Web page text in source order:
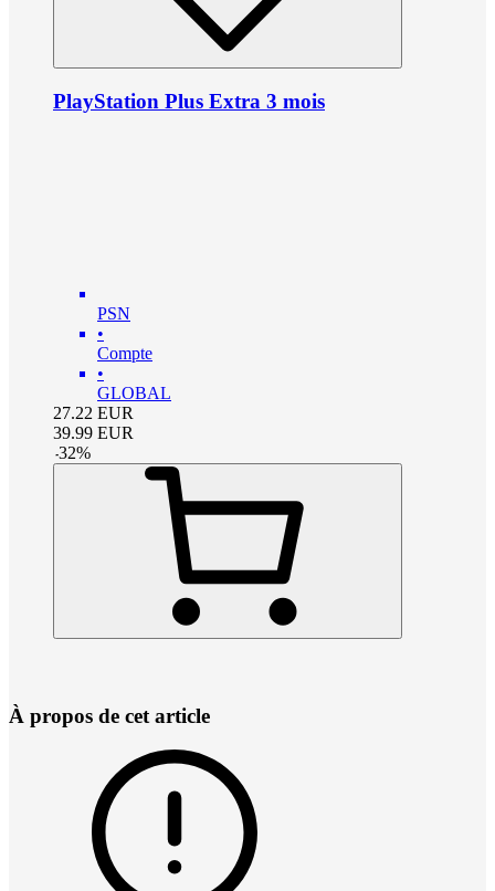
PlayStation Plus Extra 3 mois
PSN
•
Compte
•
GLOBAL
27.22 EUR
39.99 EUR
-32%
À propos de cet article